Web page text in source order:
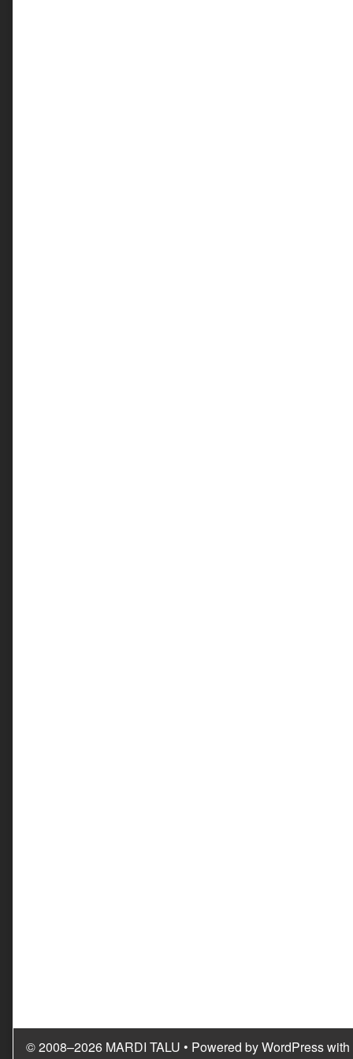
© 2008–2026 MARDI TALU • Powered byWordPresswith